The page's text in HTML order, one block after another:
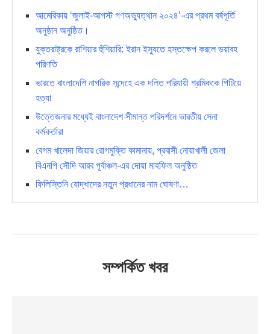
আমেরিকায় ‘জুলাই-আগস্ট গণঅভ্যুত্থান ২০২৪’-এর প্রথম বর্ষপূর্তি
অনুষ্ঠান অনুষ্ঠিত।
যুক্তরাষ্ট্রকে রাশিয়ার হুঁশিয়ারি: ইরান ইস্যুতে হস্তক্ষেপ করলে ভয়াবহ
পরিণতি
ভারতে বাংলাদেশি নাগরিক সন্দেহে এক দলিত পরিযায়ী শ্রমিককে পিটিয়ে
হত্যা
উত্তেজনার মধ্যেই বাংলাদেশ সীমান্ত পরিদর্শনে ভারতীয় সেনা
কর্মকর্তারা
বেগম খালেদা জিয়ার রোগমুক্তি কামানায়, প্রবাসী নোয়াখালী জেলা
বিএনপি সৌদি আরব পূর্বাঞ্চল-এর দোয়া মাহফিল অনুষ্ঠিত
ফিলিস্তিনি যোদ্ধাদের নতুন প্রধানের নাম ঘোষণা…
সম্পর্কিত খবর